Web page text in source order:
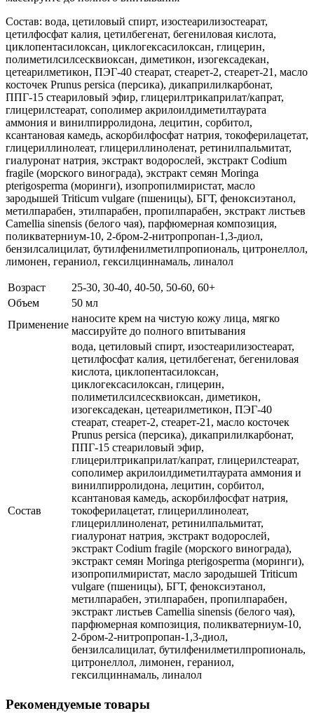
Состав: вода, цетиловый спирт, изостеарилизостеарат,
цетилфосфат калия, цетилбегенат, бегениловая кислота,
циклопентасилоксан, циклогексасилоксан, глицерин,
полиметилсилсесквиоксан, диметикон, изогексадекан,
цетеарилметикон, ПЭГ-40 стеарат, стеарет-2, стеарет-21, масло
косточек Prunus persica (персика), дикаприлилкарбонат,
ППГ-15 стеариловый эфир, глицерилтрикаприлат/капрат,
глицерилстеарат, сополимер акрилоилдиметилтаурата
аммония и винилпирролидона, лецитин, сорбитол,
ксантановая камедь, аскорбилфосфат натрия, токоферилацетат,
глицериллинолеат, глицериллиноленат, ретинилпальмитат,
гиалуронат натрия, экстракт водорослей, экстракт Codium
fragile (морского винограда), экстракт семян Moringa
pterigosperma (моринги), изопропилмиристат, масло
зародышей Triticum vulgare (пшеницы), БГТ, феноксиэтанол,
метилпарабен, этилпарабен, пропилпарабен, экстракт листьев
Camellia sinensis (белого чая), парфюмерная композиция,
поликватерниум-10, 2-бром-2-нитропропан-1,3-диол,
бензилсалицилат, бутилфенилметилпропиональ, цитронеллол,
лимонен, гераниол, гексилциннамаль, линалол
Возраст
25-30, 30-40, 40-50, 50-60, 60+
Объем
50 мл
Применение
наносите крем на чистую кожу лица, мягко
массируйте до полного впитывания
Состав
вода, цетиловый спирт, изостеарилизостеарат,
цетилфосфат калия, цетилбегенат, бегениловая
кислота, циклопентасилоксан,
циклогексасилоксан, глицерин,
полиметилсилсесквиоксан, диметикон,
изогексадекан, цетеарилметикон, ПЭГ-40
стеарат, стеарет-2, стеарет-21, масло косточек
Prunus persica (персика), дикаприлилкарбонат,
ППГ-15 стеариловый эфир,
глицерилтрикаприлат/капрат, глицерилстеарат,
сополимер акрилоилдиметилтаурата аммония и
винилпирролидона, лецитин, сорбитол,
ксантановая камедь, аскорбилфосфат натрия,
токоферилацетат, глицериллинолеат,
глицериллиноленат, ретинилпальмитат,
гиалуронат натрия, экстракт водорослей,
экстракт Codium fragile (морского винограда),
экстракт семян Moringa pterigosperma (моринги),
изопропилмиристат, масло зародышей Triticum
vulgare (пшеницы), БГТ, феноксиэтанол,
метилпарабен, этилпарабен, пропилпарабен,
экстракт листьев Camellia sinensis (белого чая),
парфюмерная композиция, поликватерниум-10,
2-бром-2-нитропропан-1,3-диол,
бензилсалицилат, бутилфенилметилпропиональ,
цитронеллол, лимонен, гераниол,
гексилциннамаль, линалол
Рекомендуемые товары